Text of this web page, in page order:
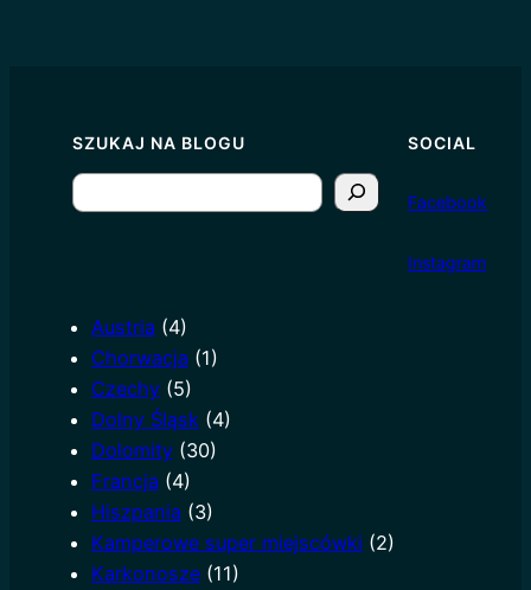
SZUKAJ NA BLOGU
S
e
SOCIAL
Facebook
Instagram
Austria (4)
Chorwacja (1)
Czechy(5)
Dolny Śląsk(4)
Dolomity(30)
Francja (4)
Hiszpania (3)
Kamperowe super miejscówki (2)
Karkonosze(11)